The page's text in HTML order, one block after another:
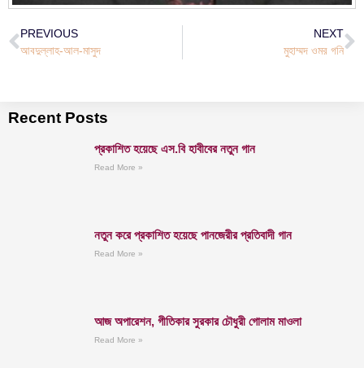
PREVIOUS
আবদুল্লাহ-আল-মাসুদ
NEXT
মুহাম্মদ ওমর গনি
Recent Posts
প্রকাশিত হয়েছে এস.বি হাবীবের নতুন গান
Read More »
নতুন করে প্রকাশিত হয়েছে পানজেরীর প্রতিবাদী গান
Read More »
আজ অপারেশন, গীতিকার সুরকার চৌধুরী গোলাম মাওলা
Read More »